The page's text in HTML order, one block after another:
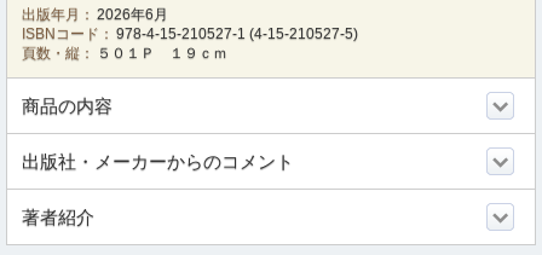
出版年月： 2026年6月
ISBNコード： 978-4-15-210527-1 (4-15-210527-5)
頁数・縦：
５０１Ｐ １９ｃｍ
商品の内容
出版社・メーカーからのコメント
著者紹介